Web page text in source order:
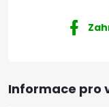
Informace pro